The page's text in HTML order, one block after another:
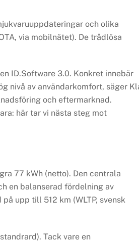
och olika
via mobilnätet). De trådlösa
ID.Software 3.0. Konkret innebär
nivå av användarkomfort, säger
och eftermarknad.
här tar vi nästa steg mot
77 kWh (netto). Den centrala
en balanserad fördelning av
upp till 512 km (WLTP, svensk
Tack vare en